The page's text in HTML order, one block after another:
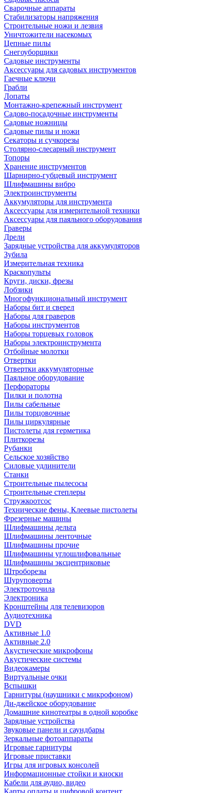
Сварочные аппараты
Стабилизаторы напряжения
Строительные ножи и лезвия
Уничтожители насекомых
Цепные пилы
Снегоуборщики
Садовые инструменты
Аксессуары для садовых инструментов
Гаечные ключи
Грабли
Лопаты
Монтажно-крепежный инструмент
Садово-посадочные инструменты
Садовые ножницы
Садовые пилы и ножи
Секаторы и сучкорезы
Столярно-слесарный инструмент
Топоры
Хранение инструментов
Шарнирно-губцевый инструмент
Шлифмашины вибро
Электроинструменты
Аккумуляторы для инструмента
Аксессуары для измерительной техники
Аксессуары для паяльного оборудования
Граверы
Дрели
Зарядные устройства для аккумуляторов
Зубила
Измерительная техника
Краскопульты
Круги, диски, фрезы
Лобзики
Многофункциональный инструмент
Наборы бит и сверел
Наборы для граверов
Наборы инструментов
Наборы торцевых головок
Наборы электроинструмента
Отбойные молотки
Отвертки
Отвертки аккумуляторные
Паяльное оборудование
Перфораторы
Пилки и полотна
Пилы сабельные
Пилы торцовочные
Пилы циркулярные
Пистолеты для герметика
Плиткорезы
Рубанки
Сельское хозяйство
Силовые удлинители
Станки
Строительные пылесосы
Строительные степлеры
Стружкоотсос
Технические фены, Клеевые пистолеты
Фрезерные машины
Шлифмашины дельта
Шлифмашины ленточные
Шлифмашины прочие
Шлифмашины углошлифовальные
Шлифмашины эксцентриковые
Штроборезы
Шуруповерты
Электроточила
Электроника
Кронштейны для телевизоров
Аудиотехника
DVD
Активные 1.0
Активные 2.0
Акустические микрофоны
Акустические системы
Видеокамеры
Виртуальные очки
Вспышки
Гарнитуры (наушники с микрофоном)
Ди-джейское оборудование
Домашние кинотеатры в одной коробке
Зарядные устройства
Звуковые панели и саундбары
Зеркальные фотоаппараты
Игровые гарнитуры
Игровые приставки
Игры для игровых консолей
Информационные стойки и киоски
Кабели для аудио, видео
Карты оплаты и цифровой контент